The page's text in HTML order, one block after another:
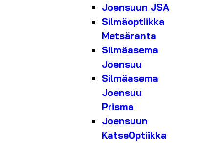
Joensuun JSA
Silmäoptiikka
Metsäranta
Silmäasema
Joensuu
Silmäasema
Joensuu
Prisma
Joensuun
KatseOptiikka